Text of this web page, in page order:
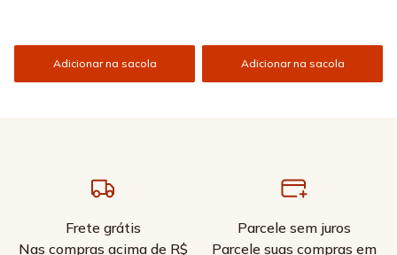
Adicionar na sacola Adicionar na sacola
Frete grátis
Nas compras acima de R$
Parcele sem juros
Parcele suas compras em